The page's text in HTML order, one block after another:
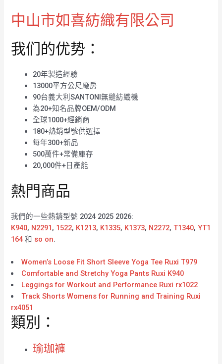
中山市如喜紡織有限公司
我们的优势：
20年製造經驗
13000平方公尺廠房
90台義大利SANTONI無縫紡織機
為20+知名品牌OEM/ODM
全球1000+經銷商
180+熱銷型號供選擇
每年300+新品
500萬件+常備庫存
20,000件+日產能
熱門商品
我們的一些熱銷型號 2024 2025 2026:
K940, N2291, 1522, K1213, K1335, K1373, N2272,T1340,YT1
164 和 so on.
Women’s Loose Fit Short Sleeve Yoga Tee Ruxi T979
Comfortable and Stretchy Yoga Pants Ruxi K940
Leggings for Workout and Performance Ruxi rx1022
Track Shorts Womens for Running and Training Ruxi
rx4051
類別：
瑜珈褲